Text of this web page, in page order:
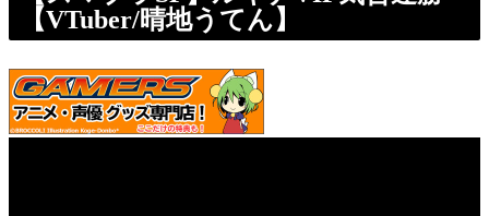
【VTuber/晴地うてん】